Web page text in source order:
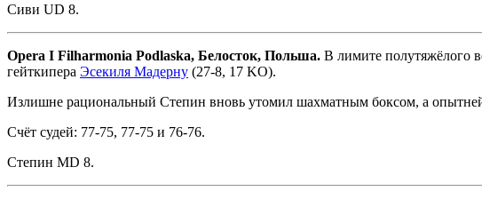
Сиви UD 8.
Opera I Filharmonia Podlaska, Белосток, Польша. В лимите полутяжёлого
гейткипера Эсекиля Мадерну (27-8, 17 KO).
Излишне рациональный Степин вновь утомил шахматным боксом, а
Счёт судей: 77-75, 77-75 и 76-76.
Степин MD 8.